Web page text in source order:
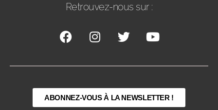
Retrouvez-nous sur :
ABONNEZ-VOUS À LA NEWSLETTER !